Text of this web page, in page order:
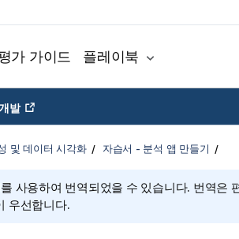
가 가이드 플레이북
발
및 데이터 시각화 자습서 - 분석 앱 만들기
사용하여 번역되었을 수 있습니다. 번역은
우선합니다.